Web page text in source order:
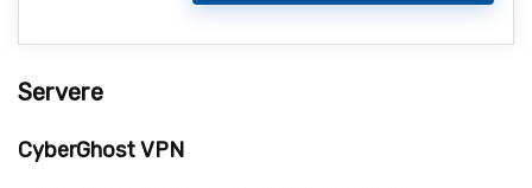
Servere
CyberGhost VPN